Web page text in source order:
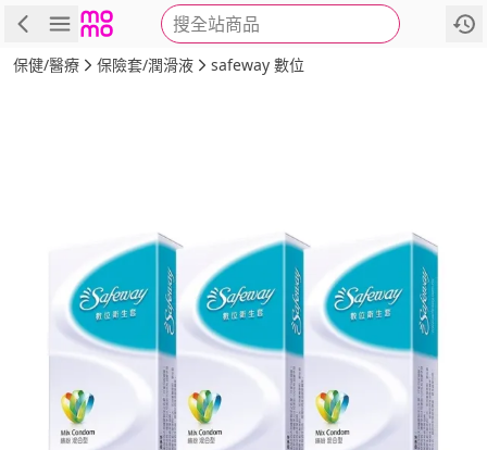
搜全站商品
商品 評價 詳情
保健/醫療 保險套/潤滑液 safeway 數位